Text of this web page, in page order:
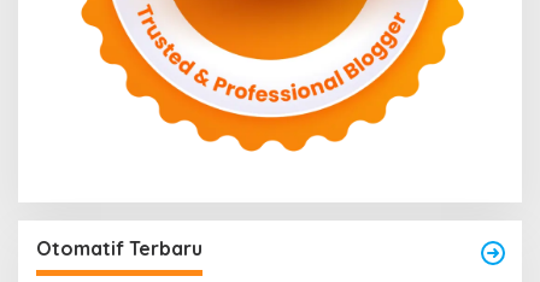
Otomatif Terbaru